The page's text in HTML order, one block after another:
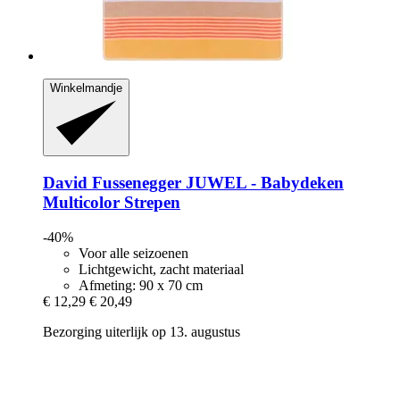
Winkelmandje
David Fussenegger JUWEL -​ Babydeken
Multicolor Strepen
-40%
Voor alle seizoenen
Lichtgewicht, zacht materiaal
Afmeting: 90 x 70 cm
€ 12,29 € 20,49
Bezorging uiterlijk op 13. augustus